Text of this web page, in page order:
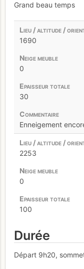
Grand beau temps
1690
0
30
Enneigement
2253
0
100
Durée
Départ 9h20,